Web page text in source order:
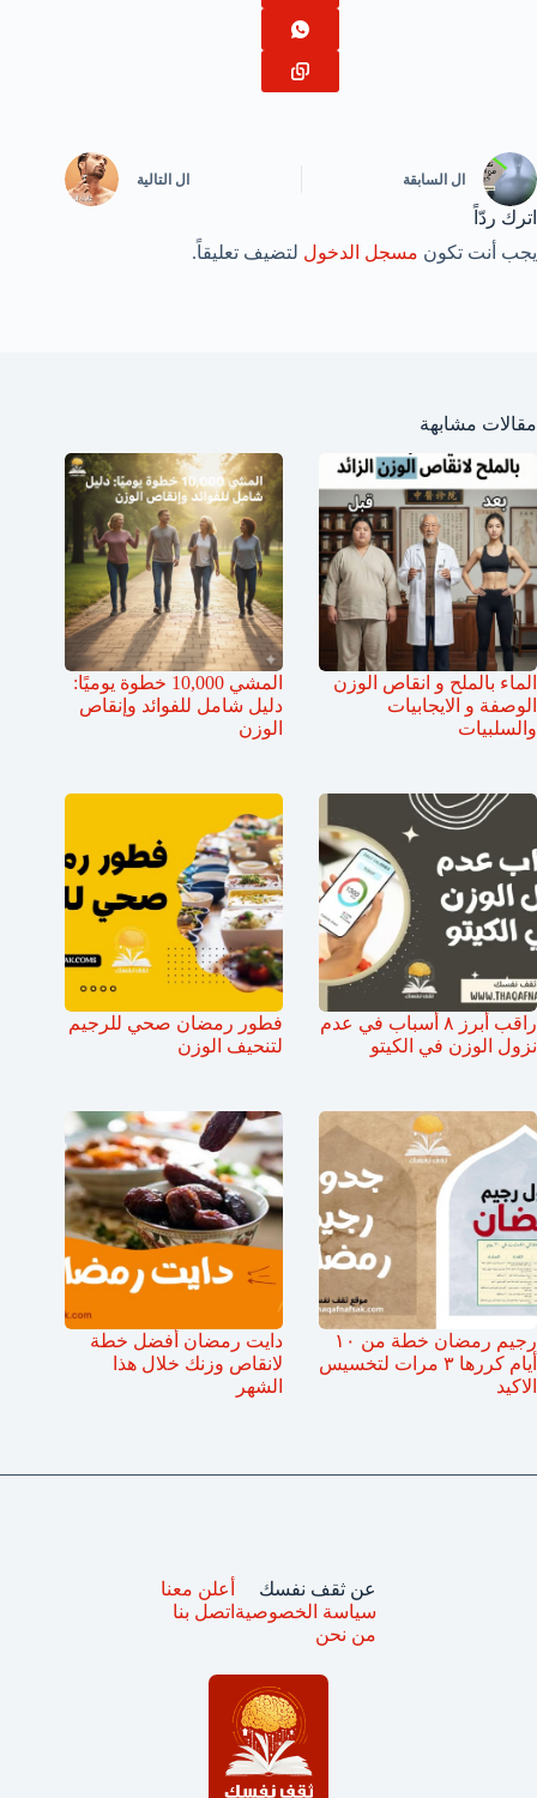
ال السابقة ال التالية
اترك ردّاً
يجب أنت تكون مسجل الدخول لتضيف تعليقاً.
مقالات مشابهة
الماء بالملح و انقاص الوزن
الوصفة و الايجابيات
والسلبيات
المشي 10,000 خطوة يوميًا:
دليل شامل للفوائد وإنقاص
الوزن
راقب أبرز ٨ أسباب في عدم
نزول الوزن في الكيتو
فطور رمضان صحي للرجيم
لتنحيف الوزن
رجيم رمضان خطة من ١٠
أيام كررها ٣ مرات لتخسيس
الاكيد
دايت رمضان أفضل خطة
لانقاص وزنك خلال هذا
الشهر
عن ثقف نفسك
سياسة الخصوصية
من نحن
أعلن معنا
اتصل بنا